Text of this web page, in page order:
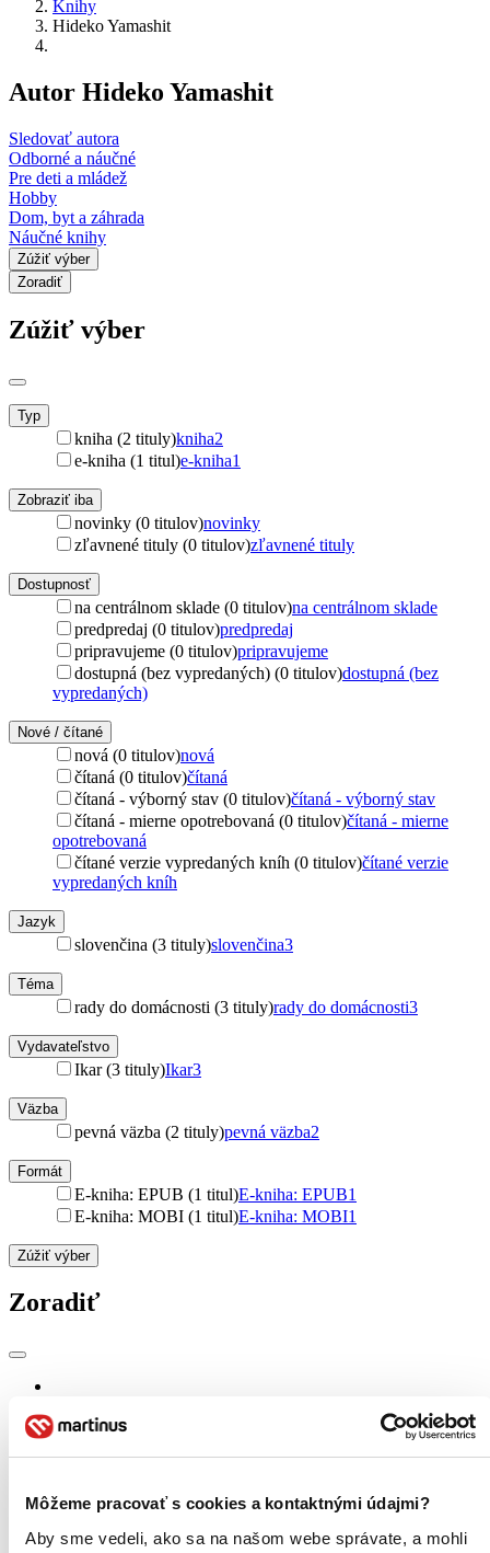
Môžeme pracovať s cookies a kontaktnými údajmi?
Aby sme vedeli, ako sa na našom webe správate, a mohli
Knihy
Hideko Yamashit
Autor Hideko Yamashit
Sledovať autora
Odborné a náučné
Pre deti a mládež
Hobby
Dom, byt a záhrada
Náučné knihy
Zúžiť výber
Zoradiť
Zúžiť výber
Typ
kniha (2 tituly)kniha2
e-kniha (1 titul)e-kniha1
Zobraziť iba
novinky (0 titulov)novinky
zľavnené tituly (0 titulov)zľavnené tituly
Dostupnosť
na centrálnom sklade (0 titulov)na centrálnom sklade
predpredaj (0 titulov)predpredaj
pripravujeme (0 titulov)pripravujeme
dostupná (bez vypredaných) (0 titulov)dostupná (bez
vypredaných)
Nové / čítané
nová (0 titulov)nová
čítaná (0 titulov)čítaná
čítaná - výborný stav (0 titulov)čítaná - výborný stav
čítaná - mierne opotrebovaná (0 titulov)čítaná - mierne
opotrebovaná
čítané verzie vypredaných kníh (0 titulov)čítané verzie
vypredaných kníh
Jazyk
slovenčina (3 tituly)slovenčina3
Téma
rady do domácnosti (3 tituly)rady do domácnosti3
Vydavateľstvo
Ikar (3 tituly)Ikar3
Väzba
pevná väzba (2 tituly)pevná väzba2
Formát
E-kniha: EPUB (1 titul)E-kniha: EPUB1
E-kniha: MOBI (1 titul)E-kniha: MOBI1
Zúžiť výber
Zoradiť
Top hodnotené
Najvyššia zľava